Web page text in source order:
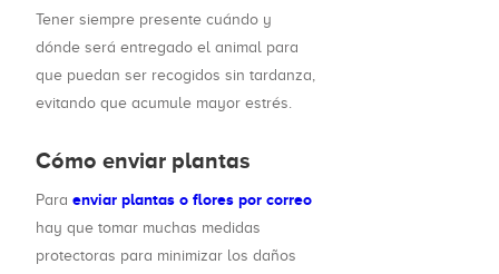
Tener siempre presente cuándo y
dónde será entregado el animal para
que puedan ser recogidos sin tardanza,
evitando que acumule mayor estrés.
Cómo enviar plantas
Para enviar plantas o flores por correo
hay que tomar muchas medidas
protectoras para minimizar los daños